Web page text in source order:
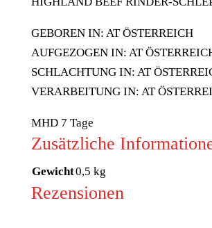
GEBOREN IN: AT ÖSTERREICH
AUFGEZOGEN IN: AT
SCHLACHTUNG IN: AT
VERARBEITUNG IN: AT
MHD 7 Tage
Zusätzliche
Gewicht0,5 kg
Rezensionen